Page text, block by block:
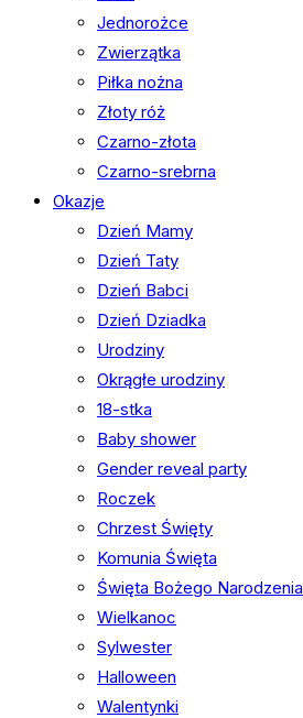
Jednorożce
Zwierzątka
Piłka nożna
Złoty róż
Czarno-złota
Czarno-srebrna
Okazje
Dzień Mamy
Dzień Taty
Dzień Babci
Dzień Dziadka
Urodziny
Okrągłe urodziny
18-stka
Baby shower
Gender reveal party
Roczek
Chrzest Święty
Komunia Święta
Święta Bożego Narodzenia
Wielkanoc
Sylwester
Halloween
Walentynki